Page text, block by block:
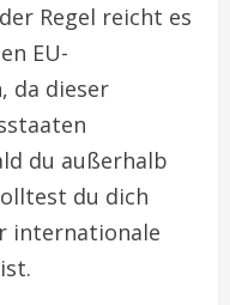
Regel reicht es
EU-
da dieser
du außerhalb
du dich
internationale